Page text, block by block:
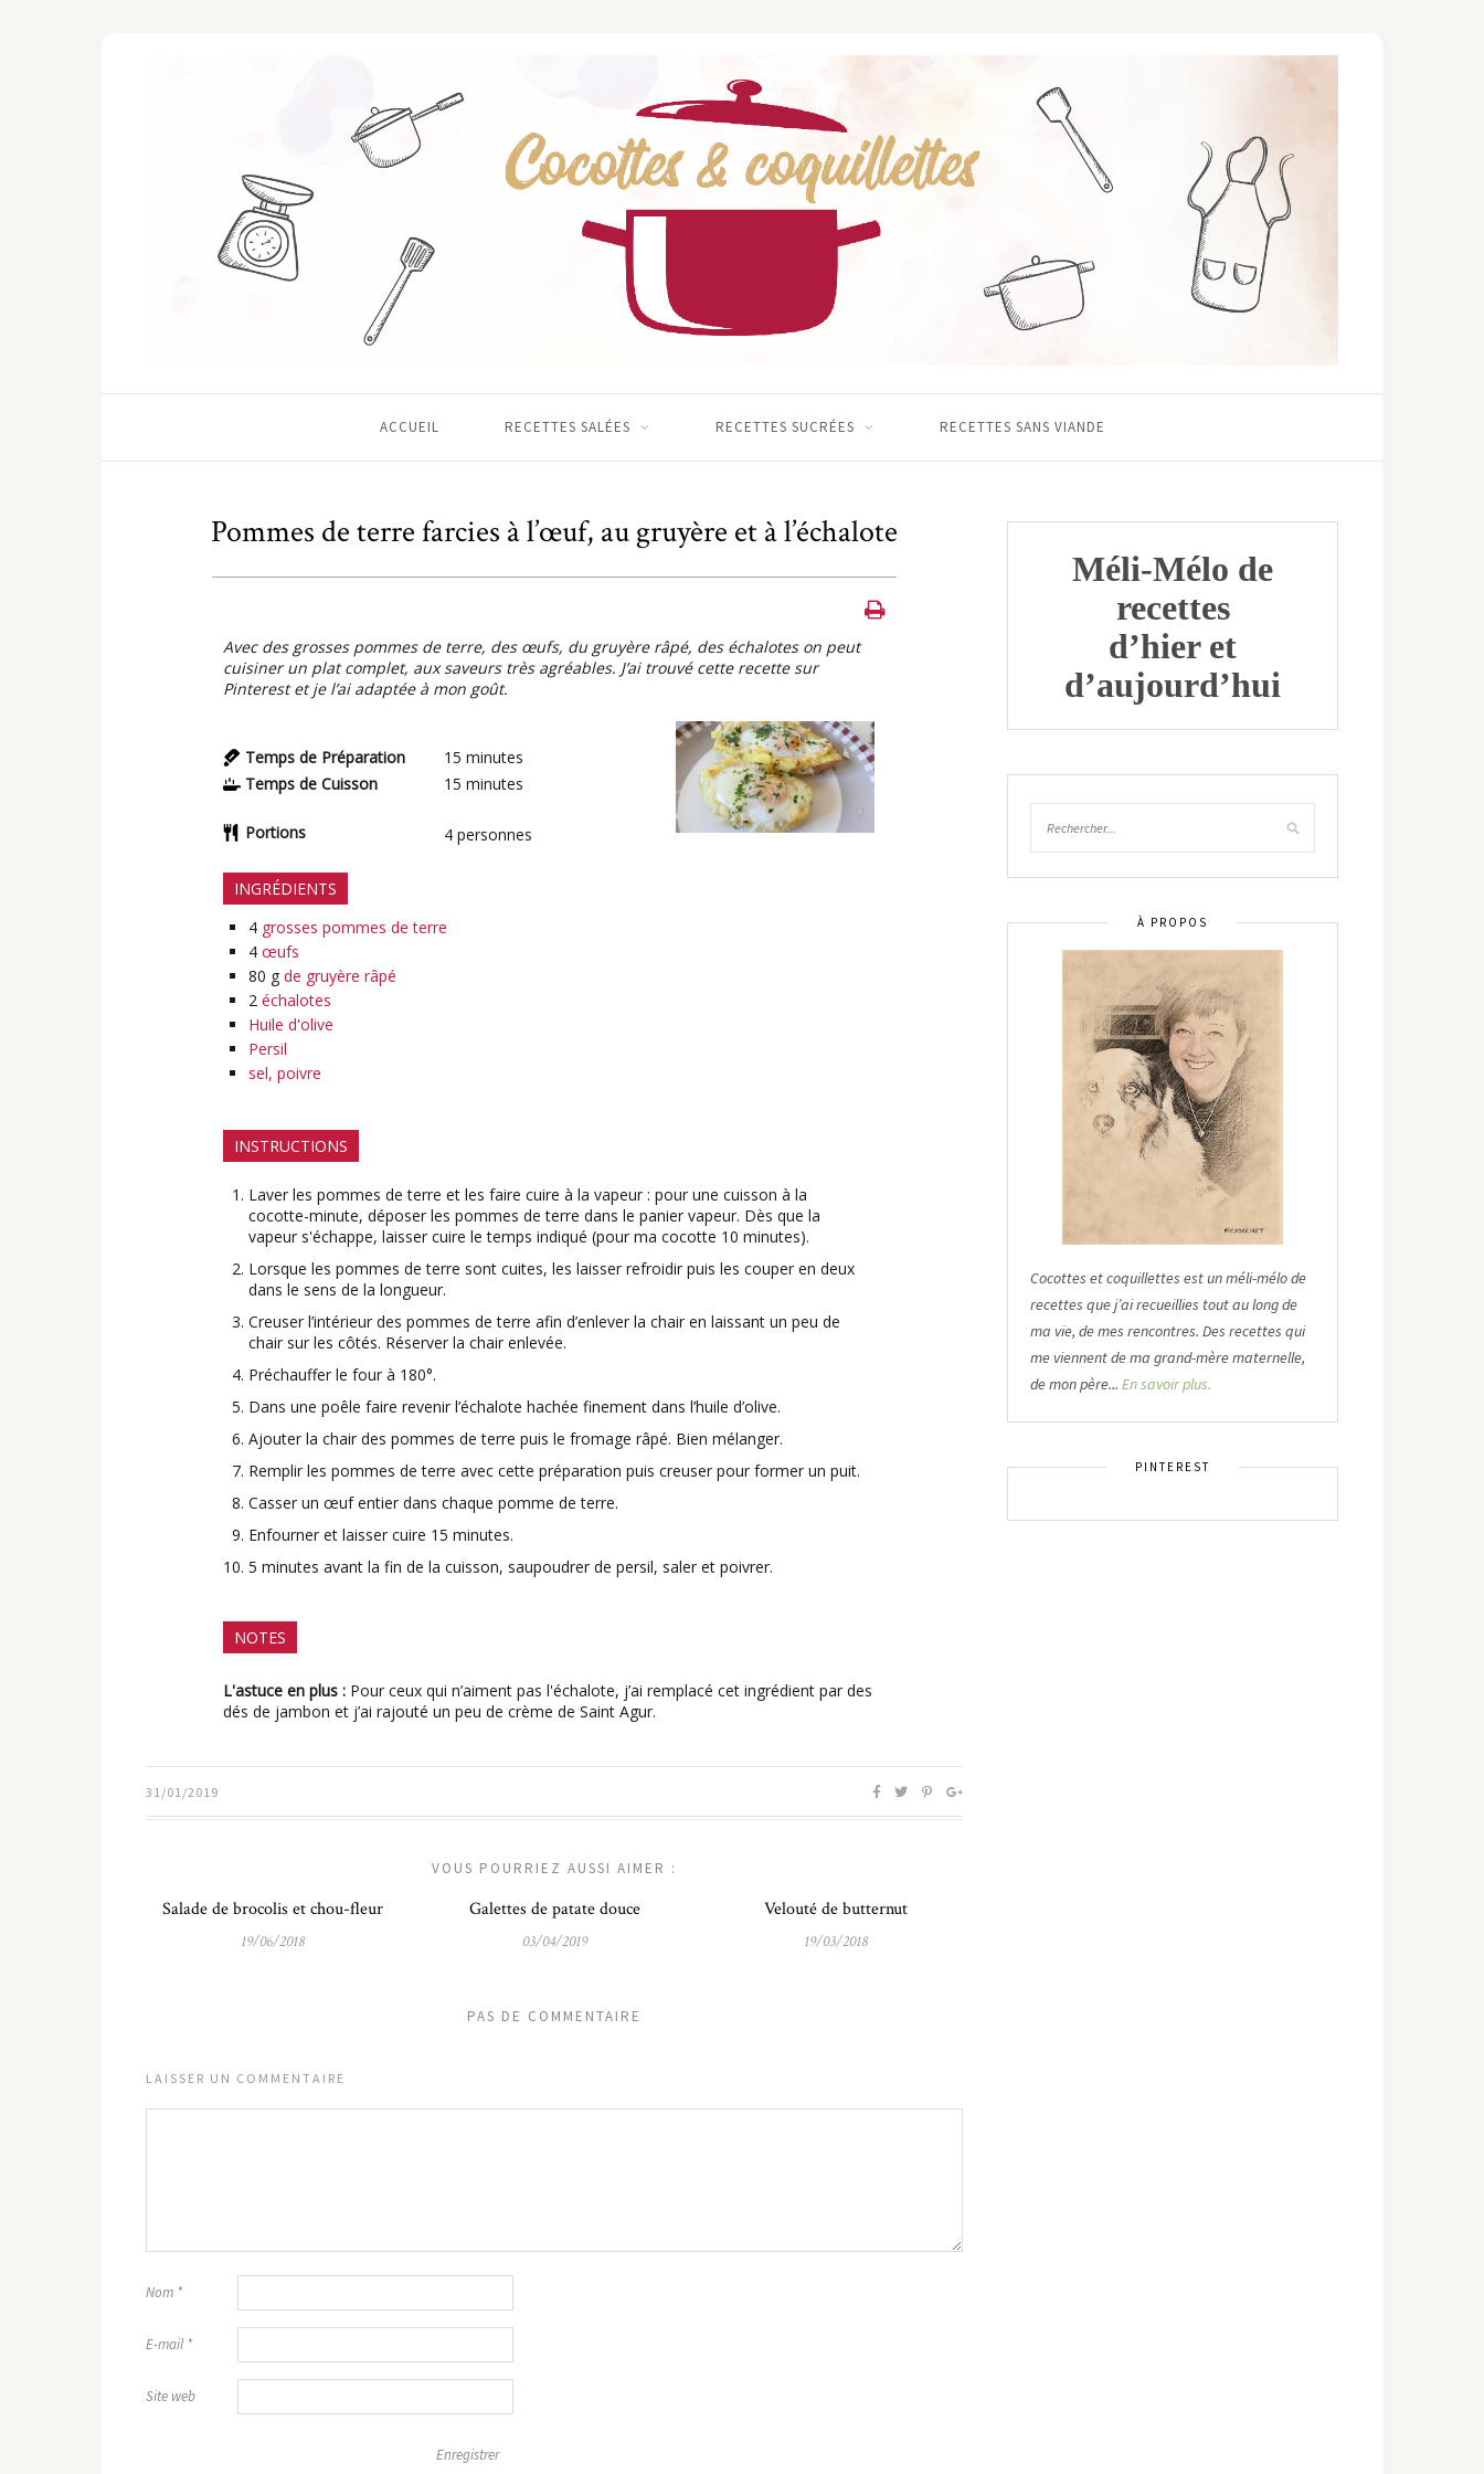
ACCUEIL RECETTES SALÉES RECETTES SUCRÉES RECETTES SANS VIANDE
Pommes de terre farcies à l’œuf, au gruyère et à l’échalote
Avec des grosses pommes de terre, des œufs, du gruyère râpé, des échalotes on peut
cuisiner un plat complet, aux saveurs très agréables. J’ai trouvé cette recette sur
Pinterest et je l’ai adaptée à mon goût.
Temps de Préparation 15 minutes
Temps de Cuisson
15 minutes
Portions 4 personnes
INGRÉDIENTS
4 grosses pommes de terre
4 œufs
80 g de gruyère râpé
2 échalotes
Huile d'olive
Persil
sel, poivre
INSTRUCTIONS
Laver les pommes de terre et les faire cuire à la vapeur : pour une cuisson à la
cocotte-minute, déposer les pommes de terre dans le panier vapeur. Dès que la
vapeur s'échappe, laisser cuire le temps indiqué (pour ma cocotte 10 minutes).
Lorsque les pommes de terre sont cuites, les laisser refroidir puis les couper en deux
dans le sens de la longueur.
Creuser l’intérieur des pommes de terre afin d’enlever la chair en laissant un peu de
chair sur les côtés. Réserver la chair enlevée.
Préchauffer le four à 180°.
Dans une poêle faire revenir l’échalote hachée finement dans l’huile d’olive.
Ajouter la chair des pommes de terre puis le fromage râpé. Bien mélanger.
Remplir les pommes de terre avec cette préparation puis creuser pour former un puit.
Casser un œuf entier dans chaque pomme de terre.
Enfourner et laisser cuire 15 minutes.
5 minutes avant la fin de la cuisson, saupoudrer de persil, saler et poivrer.
NOTES
L'astuce en plus : Pour ceux qui n’aiment pas l'échalote, j’ai remplacé cet ingrédient par des
dés de jambon et j’ai rajouté un peu de crème de Saint Agur.
31/01/2019
VOUS POURRIEZ AUSSI AIMER :
Salade de brocolis et chou-fleur
19/06/2018
Galettes de patate douce
03/04/2019
Velouté de butternut
19/03/2018
PAS DE COMMENTAIRE
LAISSER UN COMMENTAIRE
Nom *
E-mail *
Site web
Enregistrer
Méli-Mélo de
recettes
d’hier et
d’aujourd’hui
À PROPOS
Cocottes et coquillettes est un méli-mélo de
recettes que j’ai recueillies tout au long de
ma vie, de mes rencontres. Des recettes qui
me viennent de ma grand-mère maternelle,
de mon père... En savoir plus.
PINTEREST